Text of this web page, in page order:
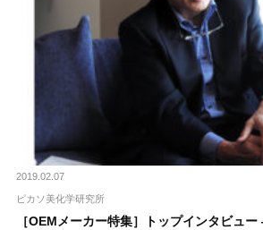
2019.02.07
ピカソ美化学研究所
［OEMメーカー特集］トップインタビュ